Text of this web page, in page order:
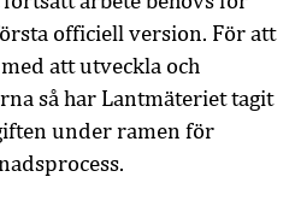
officiell version. För att
att utveckla och
så har Lantmäteriet tagit
under ramen för